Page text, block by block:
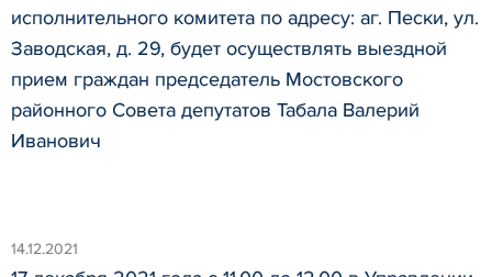
исполнительного комитета по адресу: аг. Пески, ул.
Заводская, д. 29, будет осуществлять выездной
прием граждан председатель Мостовского
районного Совета депутатов Табала Валерий
Иванович
14.12.2021